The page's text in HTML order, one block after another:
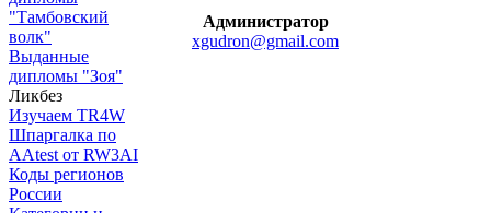
"Тамбовский
волк"
Выданные
дипломы "Зоя"
Ликбез
Изучаем TR4W
Шпаргалка по
AAtest от RW3AI
Коды регионов
России
Администратор
xgudron@gmail.com